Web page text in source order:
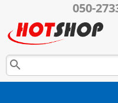
050-
